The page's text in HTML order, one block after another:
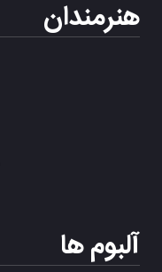
هنرمندان
آلبوم ها